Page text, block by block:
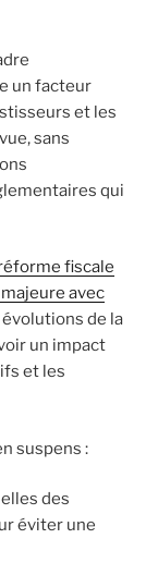
un facteur
et les
sans
qui
fiscale
avec
évolutions de la
un impact
et les
suspens :
des
éviter une